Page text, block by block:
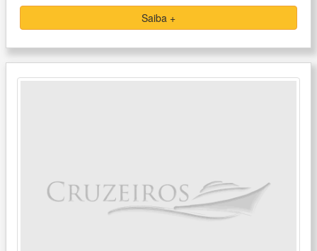
Saiba +